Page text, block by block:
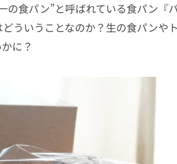
の食パン”と呼ばれている食パン『
ういうことなのか？生の食パンや
に？